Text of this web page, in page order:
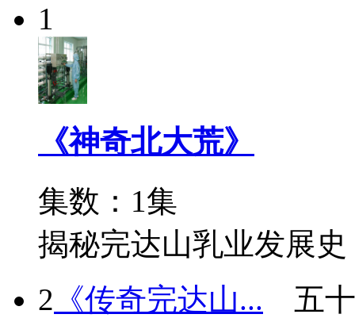
1
《神奇北大荒》
集数：1集
揭秘完达山乳业发展史
2 《传奇完达山...
五